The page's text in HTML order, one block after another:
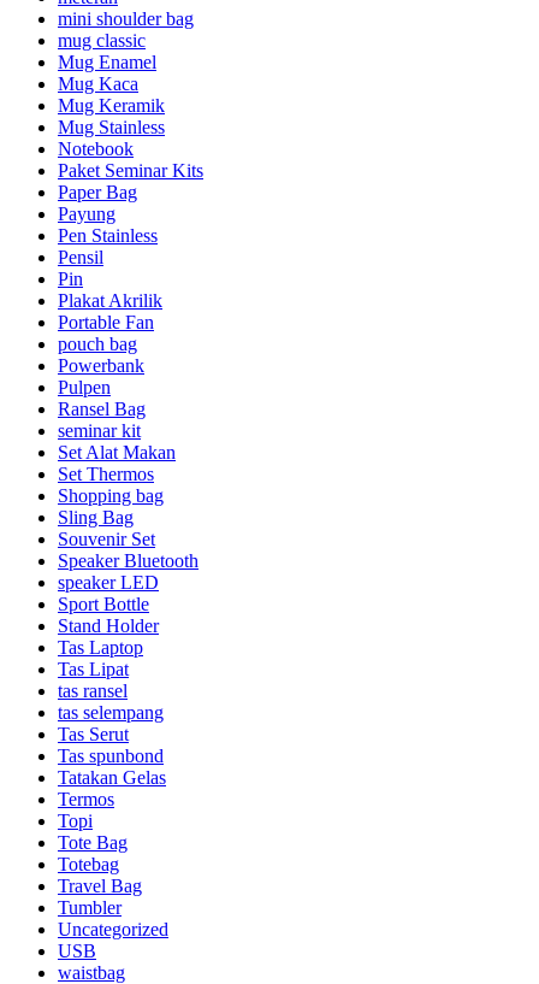
mini shoulder bag
mug classic
Mug Enamel
Mug Kaca
Mug Keramik
Mug Stainless
Notebook
Paket Seminar Kits
Paper Bag
Payung
Pen Stainless
Pensil
Pin
Plakat Akrilik
Portable Fan
pouch bag
Powerbank
Pulpen
Ransel Bag
seminar kit
Set Alat Makan
Set Thermos
Shopping bag
Sling Bag
Souvenir Set
Speaker Bluetooth
speaker LED
Sport Bottle
Stand Holder
Tas Laptop
Tas Lipat
tas ransel
tas selempang
Tas Serut
Tas spunbond
Tatakan Gelas
Termos
Topi
Tote Bag
Totebag
Travel Bag
Tumbler
Uncategorized
USB
waistbag